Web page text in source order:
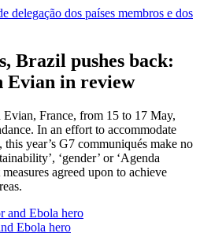
delegação dos países membros e dos
Brazil pushes back:
Evian in review
Evian, France, from 15 to 17 May,
In an effort to accommodate
year’s G7 communiqués make no
‘gender’ or ‘Agenda
agreed upon to achieve
Ebola hero